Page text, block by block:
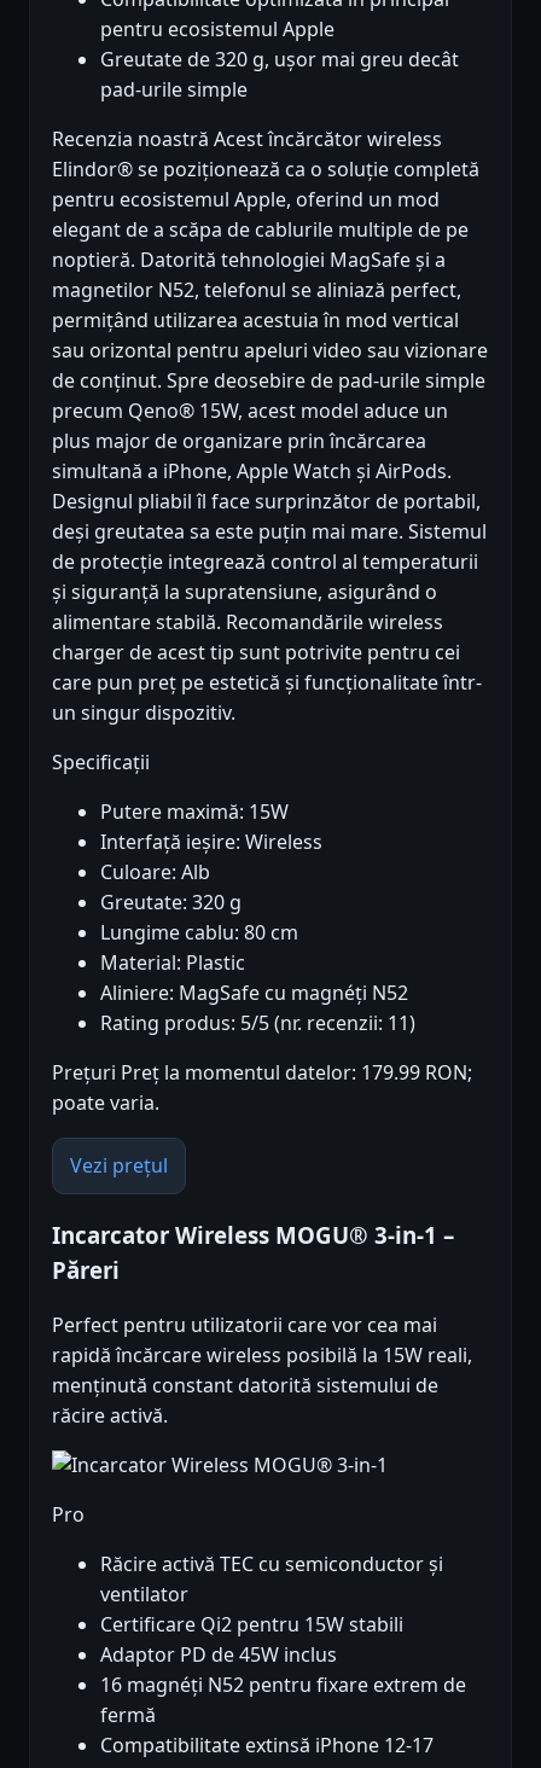
pentru ecosistemul Apple
Greutate de 320 g, ușor mai greu decât
pad-urile simple
Recenzia noastră Acest încărcător wireless
Elindor® se poziționează ca o soluție completă
pentru ecosistemul Apple, oferind un mod
elegant de a scăpa de cablurile multiple de pe
noptieră. Datorită tehnologiei MagSafe și a
magnetilor N52, telefonul se aliniază perfect,
permițând utilizarea acestuia în mod vertical
sau orizontal pentru apeluri video sau vizionare
de conținut. Spre deosebire de pad-urile simple
precum Qeno® 15W, acest model aduce un
plus major de organizare prin încărcarea
simultană a iPhone, Apple Watch și AirPods.
Designul pliabil îl face surprinzător de portabil,
deși greutatea sa este puțin mai mare. Sistemul
de protecție integrează control al temperaturii
și siguranță la supratensiune, asigurând o
alimentare stabilă. Recomandările wireless
charger de acest tip sunt potrivite pentru cei
care pun preț pe estetică și funcționalitate într-
un singur dispozitiv.
Specificații
Putere maximă: 15W
Interfață ieșire: Wireless
Culoare: Alb
Greutate: 320 g
Lungime cablu: 80 cm
Material: Plastic
Aliniere: MagSafe cu magnéți N52
Rating produs: 5/5 (nr. recenzii: 11)
Prețuri Preț la momentul datelor: 179.99 RON;
poate varia.
Vezi prețul
Incarcator Wireless MOGU® 3-in-1 –
Păreri
Perfect pentru utilizatorii care vor cea mai
rapidă încărcare wireless posibilă la 15W reali,
menținută constant datorită sistemului de
răcire activă.
Pro
Răcire activă TEC cu semiconductor și
ventilator
Certificare Qi2 pentru 15W stabili
Adaptor PD de 45W inclus
16 magnéți N52 pentru fixare extrem de
fermă
Compatibilitate extinsă iPhone 12-17